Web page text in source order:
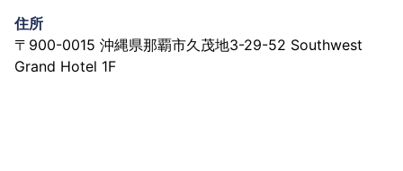
住所
〒900-0015 沖縄県那覇市久茂地3-29-52 Southwest
Grand Hotel 1F